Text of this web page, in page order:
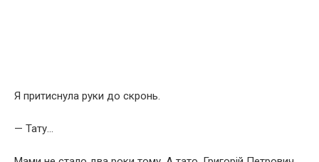
Я притиснула руки до скронь.
— Тату…